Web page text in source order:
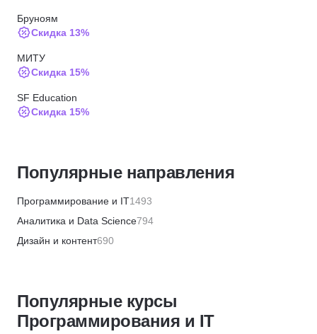
Бруноям
Скидка 13%
МИТУ
Скидка 15%
SF Education
Скидка 15%
МИПО
BABOKSchool
Институт профессиональных квалификаций
Скидка 5%
Популярные направления
Программирование и IT1493
Аналитика и Data Science794
Дизайн и контент690
Финансы и бухгалтерия656
HR и рекрутинг328
Популярные курсы
Программирования и IT